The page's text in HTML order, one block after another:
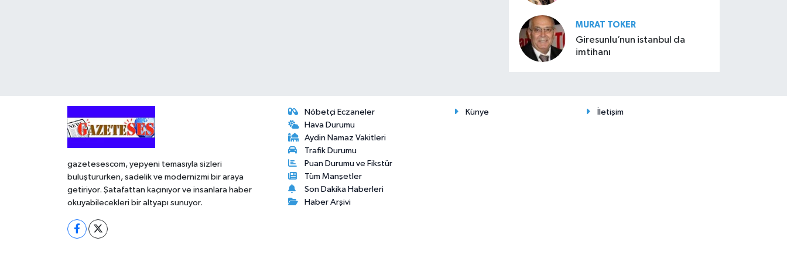
MURAT TOKER
Giresunlu’nun istanbul da
imtihanı
gazetesescom, yepyeni temasıyla sizleri
buluştururken, sadelik ve modernizmi bir araya
getiriyor. Şatafattan kaçınıyor ve insanlara haber
okuyabilecekleri bir altyapı sunuyor.
Nöbetçi Eczaneler
Hava Durumu
Aydin Namaz Vakitleri
Trafik Durumu
Puan Durumu ve Fikstür
Tüm Manşetler
Son Dakika Haberleri
Haber Arşivi
Künye İletişim